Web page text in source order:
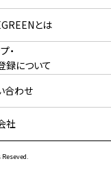
とは
・
録について
合わせ
社